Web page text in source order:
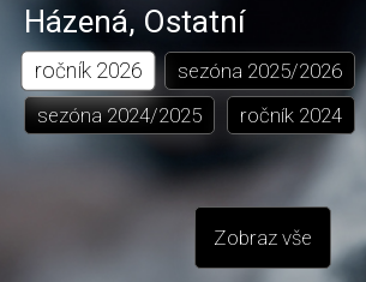
Házená, Ostatní
ročník 2026 sezóna 2025/2026
sezóna 2024/2025 ročník 2024
Zobraz vše